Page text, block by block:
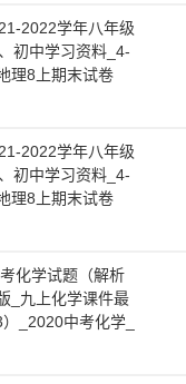
2022学年八年级
初中学习资料_4-
理8上期末试卷
2022学年八年级
初中学习资料_4-
理8上期末试卷
化学试题（解析
_九上化学课件最
_2020中考化学_